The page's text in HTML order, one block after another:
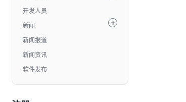
开发人员
新闻
新闻报道
新闻资讯
软件发布